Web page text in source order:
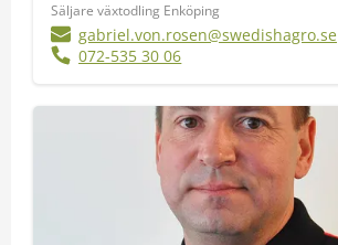
Säljare växtodling Enköping
gabriel.von.rosen@swedishagro.se
072-535 30 06